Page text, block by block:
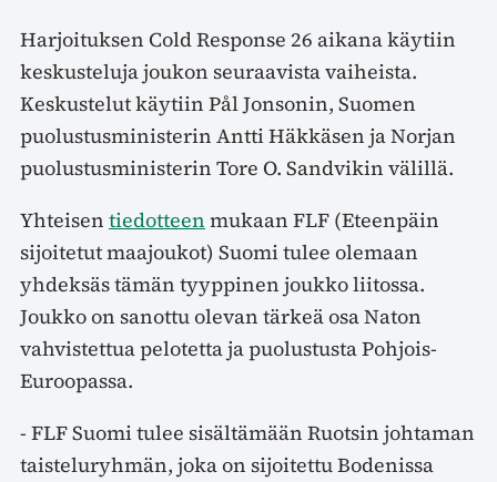
Harjoituksen Cold Response 26 aikana käytiin
keskusteluja joukon seuraavista vaiheista.
Keskustelut käytiin Pål Jonsonin, Suomen
puolustusministerin Antti Häkkäsen ja Norjan
puolustusministerin Tore O. Sandvikin välillä.
Yhteisen tiedotteen mukaan FLF (Eteenpäin
sijoitetut maajoukot) Suomi tulee olemaan
yhdeksäs tämän tyyppinen joukko liitossa.
Joukko on sanottu olevan tärkeä osa Naton
vahvistettua pelotetta ja puolustusta Pohjois-
Euroopassa.
- FLF Suomi tulee sisältämään Ruotsin johtaman
taisteluryhmän, joka on sijoitettu Bodenissa